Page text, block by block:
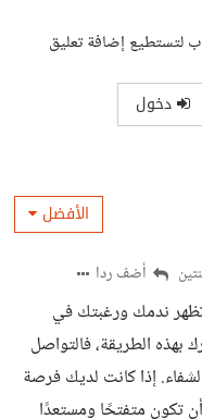
إضافة تعليق
دخول
الأفضل
أضف ردا
ندمك ورغبتك في
بهذه الطريقة، فالتواصل
إذا كانت لديك فرصة
تكون متفتحًا ومستعدًا